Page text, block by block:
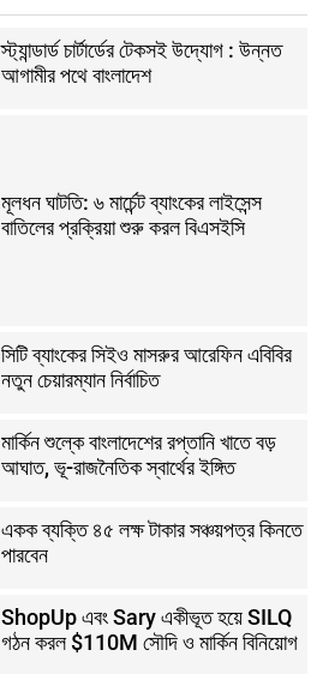
স্ট্যান্ডার্ড চার্টার্ডের টেকসই উদ্যোগ : উন্নত
আগামীর পথে বাংলাদেশ
মূলধন ঘাটতি: ৬ মার্চেন্ট ব্যাংকের লাইসেন্স
বাতিলের প্রক্রিয়া শুরু করল বিএসইসি
সিটি ব্যাংকের সিইও মাসরুর আরেফিন এবিবির
নতুন চেয়ারম্যান নির্বাচিত
মার্কিন শুল্কে বাংলাদেশের রপ্তানি খাতে বড়
আঘাত, ভূ-রাজনৈতিক স্বার্থের ইঙ্গিত
একক ব্যক্তি ৪৫ লক্ষ টাকার সঞ্চয়পত্র কিনতে
পারবেন
ShopUp এবং Sary একীভূত হয়ে SILQ
গঠন করল $110M সৌদি ও মার্কিন বিনিয়োগ